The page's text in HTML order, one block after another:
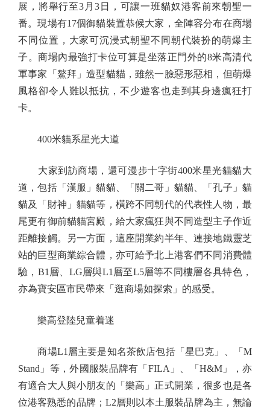
展，將舉行至3月3日，可讓一班貓奴港客前來朝聖一
番。現場有17個御貓裝置恭候大家，全陣容分布在商場
不同位置，大家可沉浸式朝聖不同朝代裝扮的萌爆主
子。商場內最強打卡位可算是坐落正門外的8米高清代
軍事家「鰲拜」造型貓貓，雖然一臉惡形惡相，但萌爆
風格卻令人難以抵抗，不少遊客也走到其身邊瘋狂打
卡。
400米貓系星光大道
大家到訪商場，還可漫步十字街400米星光貓貓大
道，包括「漢服」貓貓、「關二哥」貓貓、「孔子」貓
貓及「財神」貓貓等，橫跨不同朝代的代表性人物，最
尾更有御前貓貓宮殿，給大家瘋狂與不同造型主子作近
距離接觸。另一方面，這座開業約半年、連接地鐵靈芝
站的巨型商業綜合體，亦可給予北上港客們不同消費體
驗，B1層、LG層與L1層至L5層等不同樓層各具特色，
亦為寶安區市民帶來「逛商場如探索」的感受。
樂高登陸兒童着迷
商場L1層主要是知名茶飲店包括「星巴克」、「M
Stand」等，外國服裝品牌有「FILA」、「H&M」，亦
有適合大人與小朋友的「樂高」正式開業，很多也是各
位港客熟悉的品牌；L2層則以本土服裝品牌為主，無論